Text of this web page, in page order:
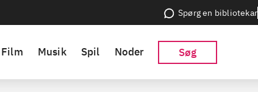
Spørg en bibliotekar
Film Musik Spil Noder Søg